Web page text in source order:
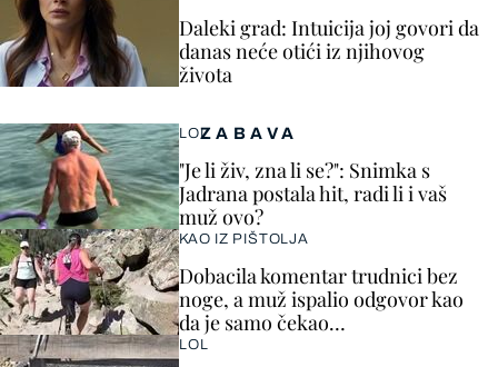
ZABAVA
LOL
"Je li živ, zna li se?": Snimka s
Jadrana postala hit, radi li i vaš
muž ovo?
KAO IZ PIŠTOLJA
Dobacila komentar trudnici bez
noge, a muž ispalio odgovor kao
da je samo čekao…
LOL
Daleki grad: Intuicija joj govori da
danas neće otići iz njihovog
života